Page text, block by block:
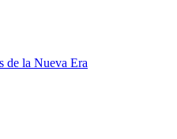
la Nueva Era